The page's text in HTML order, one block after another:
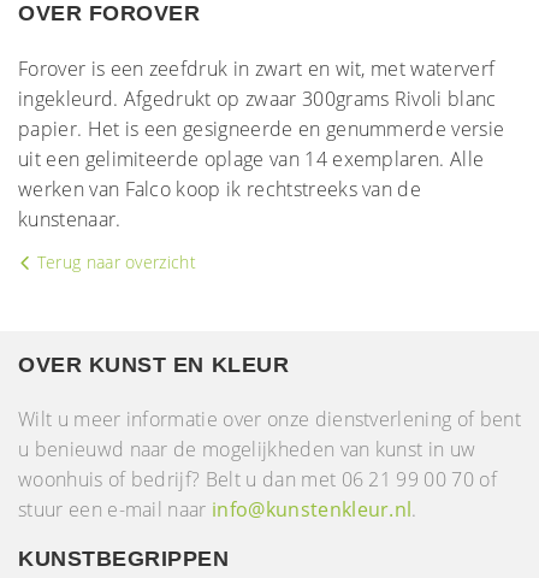
OVER FOROVER
Forover is een zeefdruk in zwart en wit, met waterverf
ingekleurd. Afgedrukt op zwaar 300grams Rivoli blanc
papier. Het is een gesigneerde en genummerde versie
uit een gelimiteerde oplage van 14 exemplaren. Alle
werken van Falco koop ik rechtstreeks van de
kunstenaar.
Terug naar overzicht
OVER KUNST EN KLEUR
Wilt u meer informatie over onze dienstverlening of bent
u benieuwd naar de mogelijkheden van kunst in uw
woonhuis of bedrijf? Belt u dan met 06 21 99 00 70 of
stuur een e-mail naar info@kunstenkleur.nl.
KUNSTBEGRIPPEN